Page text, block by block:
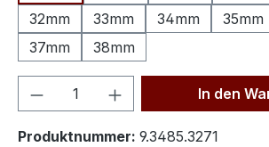
32mm
33mm 34mm 35mm
37mm
38mm
Produkt Anzahl: Gib den
In den
Produktnummer: 9.3485.3271